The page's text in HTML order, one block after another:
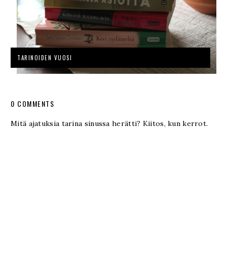
TARINOIDEN VUOSI
0 COMMENTS
Mitä ajatuksia tarina sinussa herätti? Kiitos, kun kerrot.